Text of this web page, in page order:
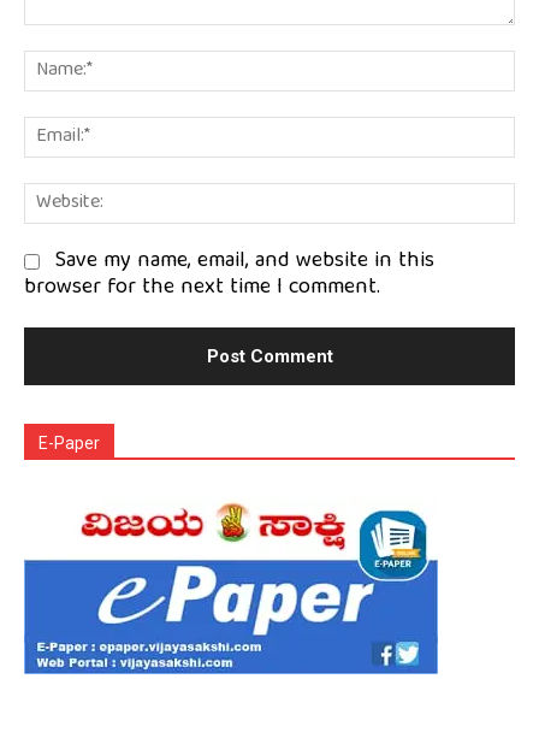
Comment:
Save my name, email, and website in this
browser for the next time I comment.
E-Paper